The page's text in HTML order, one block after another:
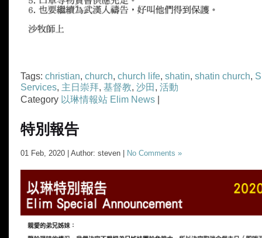
Tags: christian, church, church life, shatin, shatin church,
Services, 主日崇拜, 基督教, 沙田 , 活動
Category 以琳情報站 Elim News
特別報告
01 Feb, 2020 | Author: steven | No Comments »